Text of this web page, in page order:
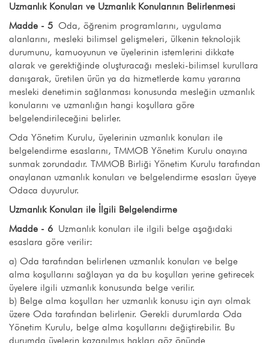
Uzmanlık Konuları ve Uzmanlık Konularının Belirlenmesi
Madde - 5 Oda, öğrenim programlarını, uygulama
alanlarını, mesleki bilimsel gelişmeleri, ülkenin teknolojik
durumunu, kamuoyunun ve üyelerinin istemlerini dikkate
alarak ve gerektiğinde oluşturacağı mesleki-bilimsel kurullara
danışarak, üretilen ürün ya da hizmetlerde kamu yararına
mesleki denetimin sağlanması konusunda mesleğin uzmanlık
konularını ve uzmanlığın hangi koşullara göre
belgelendirileceğini belirler.
Oda Yönetim Kurulu, üyelerinin uzmanlık konuları ile
belgelendirme esaslarını, TMMOB Yönetim Kurulu onayına
sunmak zorundadır. TMMOB Birliği Yönetim Kurulu tarafından
onaylanan uzmanlık konuları ve belgelendirme esasları üyeye
Odaca duyurulur.
Uzmanlık Konuları ile İlgili Belgelendirme
Madde - 6 Uzmanlık konuları ile ilgili belge aşağıdaki
esaslara göre verilir:
a) Oda tarafından belirlenen uzmanlık konuları ve belge
alma koşullarını sağlayan ya da bu koşulları yerine getirecek
üyelere ilgili uzmanlık konusunda belge verilir.
b) Belge alma koşulları her uzmanlık konusu için ayrı olmak
üzere Oda tarafından belirlenir. Gerekli durumlarda Oda
Yönetim Kurulu, belge alma koşullarını değiştirebilir. Bu
durumda üyelerin kazanılmış hakları göz önünde